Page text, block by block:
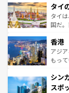
覧 を
急速
ーチ
醸し
とつ
ひ現
が旅
参照
タイ
タイ
国だ
の活
帯で
いビ
激す
が待
香港
アジ
もっ
み、
てお
シン
スポ